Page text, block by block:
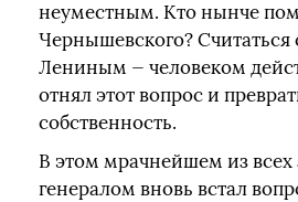
неуместным. Кто нынче
Чернышевского? Считаться
Лениным — человеком
отнял этот вопрос и
собственность.
В этом мрачнейшем из всех
генералом вновь встал